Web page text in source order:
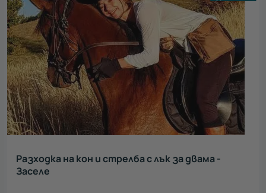
Разходка на кон и стрелба с лък за двама -
Заселе